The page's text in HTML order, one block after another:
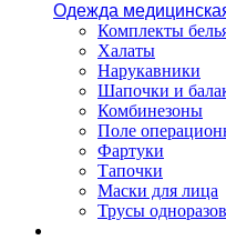
Одежда
Комплекты
Халаты
Нарукавники
Шапочки и
Комбинезоны
Поле
Фартуки
Тапочки
Маски для лица
Трусы